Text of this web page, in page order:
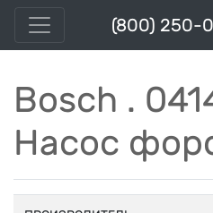
(800) 250-
Bosch .
Насос